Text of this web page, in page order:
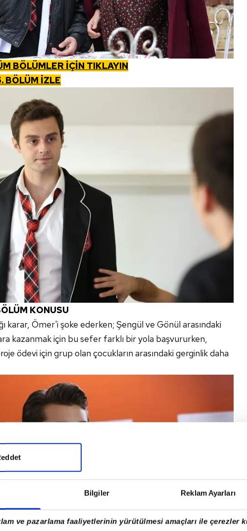
Bilgiler Reklam Ayarları
ve pazarlama faaliyetlerinin yürütülmesi amaçları ile çerezler
BÖLÜMLER İÇİN TIKLAYIN
BÖLÜM İZLE
KONUSU
karar, Ömer'i şoke ederken; Şengül ve Gönül arasındaki
kazanmak için bu sefer farklı bir yola başvururken,
ödevi için grup olan çocukların arasındaki gerginlik daha